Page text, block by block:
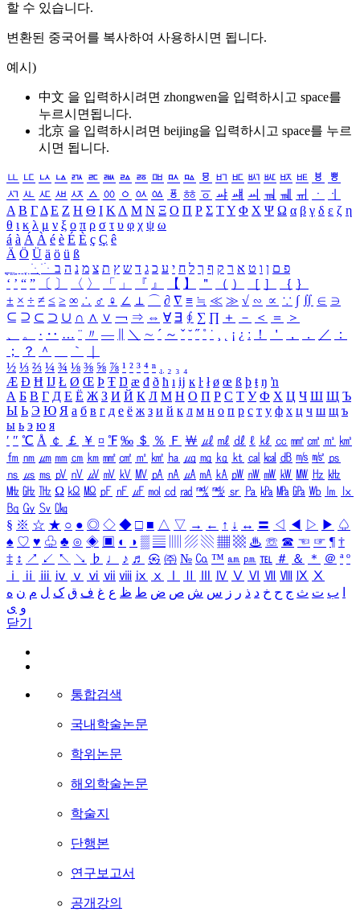
할 수 있습니다.
변환된 중국어를 복사하여 사용하시면 됩니다.
예시)
中文 을 입력하시려면 zhongwen을 입력하시고 space를
누르시면됩니다.
北京 을 입력하시려면 beijing을 입력하시고 space를 누르
시면 됩니다.
ㅥ ㅦ ㅧ ㅨ ㅩ ㅪ ㅫ ㅬ ㅭ ㅮ ㅯ ㅰ ㅱ ㅲ ㅳ ㅴ ㅵ ㅶ ㅷ ㅸ
ㅹ
ㅺ ㅻ ㅼ ㅽ ㅾ ㅿ ㆀ ㆁ ㆂ ㆃ ㆄ ㆅ ㆆ ㆇ ㆈ ㆉ ㆊ ㆋ ㆌ ㆍ
ㆎ
Α Β ΓΔ Ε Ζ Η Θ Ι ΚΛ Μ Ν Ξ Ο Π Ρ Σ ΤΥ Φ Χ Ψ Ω α β γ δ ε ζ η
θ ι κ λ μ ν ξ ο π ρ σ τ υ φ χ ψ ω
á à Á À é è É È ç Ç ê
Ä Ö Ü ä ö ü ß
ִֶֹ ֻּ ׁׂ פ ם ן ו ט א ר ק ף ך ל ח י ע כ ג ד ש ץ ת צ מ נ ה ב
‘ ’ “ ” 〔 〕 〈 〉 「 」 『 』 【 】 ＂ （ ） ［ ］ ｛ ｝
± × ÷ ≠ ≤ ≥ ∞ ∴ ♂ ♀ ∠ ⊥ ⌒ ∂ ∇ ≡ ≒ ≪ ≫ √ ∽ ∝ ∵ ∫ ∬ ∈ ∋
⊆ ⊇ ⊂ ⊃ ∪ ∩ ∧ ∨ ￢ ⇒ ⇔ ∀ ∃ ∮ ∑ ∏ ＋ － ＜ ＝
＞
、
。 · ‥ … ¨ 〃 ― ＼ ∼ ´ ～ ˇ ˘ ˝ ˚ ˙ ¸ ¡ ¿ ː ！ ＇ ， ． ／
：
；
？ ＾ ｀
½ ⅓ ⅔ ¼ ¾ ⅛ ⅜ ⅝ ⅞ ¹ ² ³ ⁴ ⁿ ₁ ₂ ₃ ₄
Æ Ð Ħ Ĳ Ł Ø Œ Þ Ŧ Ŋ æ đ ð ħ ı ĳ ĸ ŀ ł ø œ ß þ ŧ ŋ ŉ
А Б В Г Д Е Ё Ж З И Й К Л М Н О П Р С Т У Ф Х Ц Ч Ш Щ Ъ
Ы Ь Э Ю Я а б в г д е ё ж з и й к л м н о п р с т у ф х ц ч ш щ ъ
ы ь э ю я
′ ″ ℃ Å ￠ ￡ ￥ ¤ ℉ ‰ ＄ ％ Ｆ ￦ ㎕ ㎖ ㎗ ℓ ㎘ ㏄ ㎣ ㎤ ㎥ ㎦
㎙ ㎚ ㎛ ㎜ ㎝ ㎞ ㎟ ㎠ ㎡ ㎢ ㏊ ㎍ ㎎ ㎏ ㏏ ㎈ ㎉ ㏈ ㎧ ㎨ ㎰
㎱ ㎲ ㎳ ㎴ ㎵ ㎶ ㎷ ㎸ ㎹ ㎀ ㎁ ㎂ ㎃ ㎄ ㎺ ㎻ ㎽ ㎾ ㎿ ㎐ ㎑
㎒ ㎓ ㎔ Ω ㏀ ㏁ ㎊ ㎋ ㎌ ㏖ ㏅ ㎭ ㎮ ㎯ ㏛ ㎩ ㎪ ㎫ ㎬ ㏝ ㏐
㏓
㏃ ㏉ ㏜ ㏆
§ ※ ☆ ★ ○ ● ◎ ◇ ◆ □ ■ △ ▽ → ← ↑ ↓ ↔ 〓 ◁ ◀ ▷ ▶ ♤
♠ ♡ ♥ ♧ ♣ ⊙ ◈ ▣ ◐ ◑ ▒ ▤ ▨ ▧ ▦ ▩ ♨ ☏ ☎ ☜ ☞ ¶ †
‡ ↕ ↗ ↙ ↖ ↘ ♭ ♩ ♪ ♬ ㉿ ㈜ № ㏇ ™ ㏂ ㏘ ℡ ＃ ＆ ＊ ＠ ª º
ⅰ
ⅱ ⅲ ⅳ ⅴ ⅵ ⅶ ⅷ ⅸ ⅹ Ⅳ Ⅴ Ⅵ Ⅶ Ⅷ Ⅸ Ⅹ
ب ت ث ج ح خ د ذ ر ز س ش ص ض ط ظ ع غ ف ق ک ل م ن ه
و ی
닫기
통합검색
국내학술논문
학위논문
해외학술논문
학술지
단행본
연구보고서
공개강의